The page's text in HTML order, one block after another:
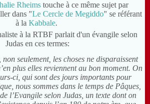
Rheims touche à ce même sujet par
dans "Le Cercle de Megiddo" se référant
à la Kabbale.
à la RTBF parlait d'un évangile selon
Judas en ces termes:
seulement, les choses ne disparaissent
plus elles reviennent au bon moment. On
ci, qui sont des jours importants pour
nous sommes dans le temps de Pâques,
l’Evangile selon Judas, un texte dont on